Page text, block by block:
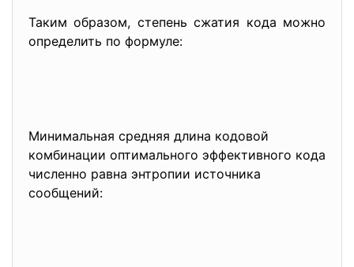
Таким образом, степень сжатия кода можно
определить по формуле:
Минимальная средняя длина кодовой
комбинации оптимального эффективного кода
численно равна энтропии источника
сообщений: